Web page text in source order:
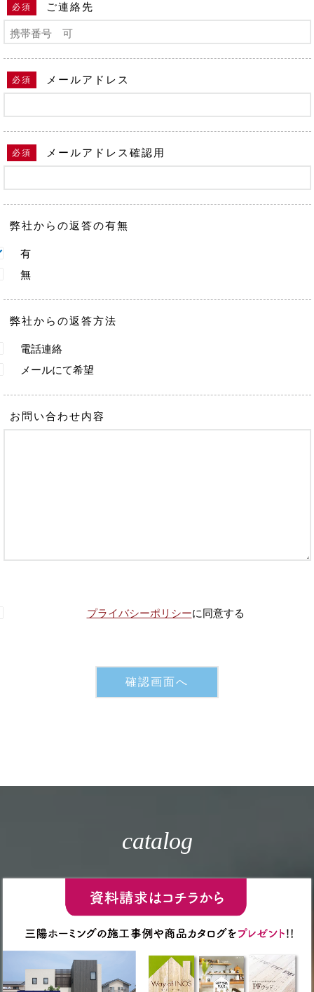
ご連絡先
必須
メールアドレス
必須
メールアドレス
必須 確認用
弊社からの返答の有無
有
無
弊社からの返答方法
電話連絡
メールにて希望
お問い合わせ内容
プライバシーポリシーに同意する
catalog